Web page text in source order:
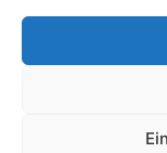
ZELLA-MEHLIS
(c) Rhön-Rennsteig-